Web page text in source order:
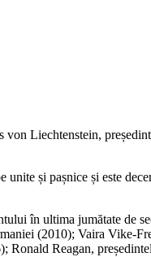
Liechtenstein,
și pașnice și este
în ultima jumătate de
(2010); Vaira Vike-
Ronald Reagan,